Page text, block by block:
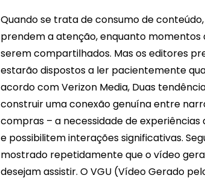
Quando se trata de consumo de
prendem a atenção, enquanto
serem compartilhados. Mas os editores
estarão dispostos a ler pacientemente
acordo comVerizon Media, Duas
construir uma conexão genuína entre
compras – a necessidade de
e possibilitem interações significativas.
mostrado repetidamente que o vídeo
desejam assistir. O VGU (Vídeo Gerado